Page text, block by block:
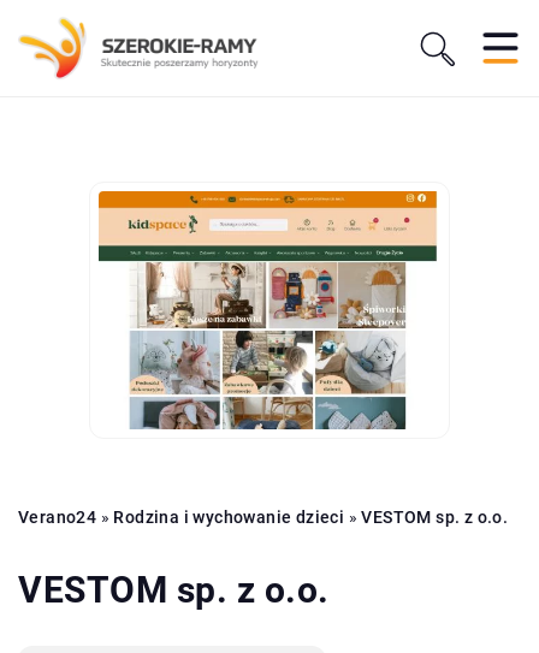
Verano24 » Rodzina i wychowanie dzieci »VESTOM sp. z o.o.
VESTOM sp. z o.o.